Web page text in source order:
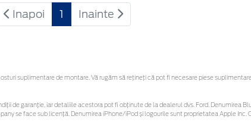
Inapoi 1 Inainte
suplimentare de montare. Vă rugăm să rețineți că pot fi necesare piese
de garanție, iar detaliile acestora pot fi obținute de la dealerul dvs. Ford. Denumirea
se face sub licență. Denumirea iPhone/iPod și logourile sunt proprietatea Apple